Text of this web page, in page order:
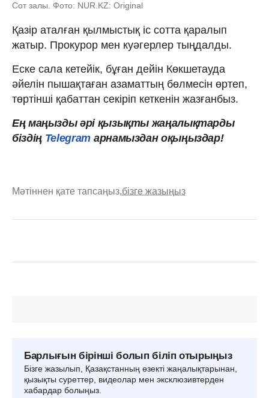
Сот залы. Фото: NUR.KZ: Original
Қазір аталған қылмыстық іс сотта қаралып
жатыр. Прокурор мен куәгерлер тыңдалды.
Еске сала кетейік, бұған дейін Көкшетауда
әйелін пышақтаған азаматтың бөлмесін өртеп,
төртінші қабаттан секіріп кеткенін жазғанбыз.
Ең маңызды әрі қызықты жаңалықтарды
біздің Telegram арнамыздан оқыңыздар!
Мәтіннен қате тапсаңыз,бізге жазыңыз
Барлығын бірінші болып біліп отырыңыз
Бізге жазылып, Қазақстанның өзекті жаңалықтарынан,
қызықты суреттер, видеолар мен эксклюзивтерден
хабардар болыңыз.